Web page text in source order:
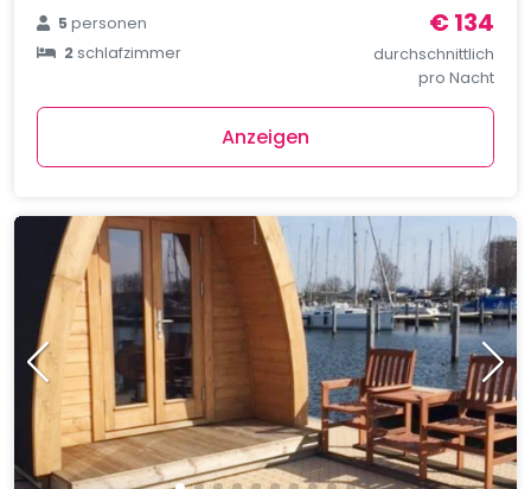
5personen
2schlafzimmer
€ 134
durchschnittlich
pro Nacht
Anzeigen